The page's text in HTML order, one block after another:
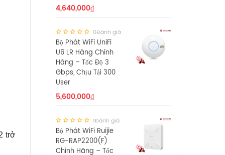
trở
4,640,000₫
0Đánh giá
Bộ Phát WiFi UniFi
U6 LR Hàng Chính
Hãng – Tốc Độ 3
Gbps, Chịu Tải 300
User
5,600,000₫
1Đánh giá
Bộ Phát WiFi Ruijie
RG-RAP2200(F)
Chính Hãng – Tốc